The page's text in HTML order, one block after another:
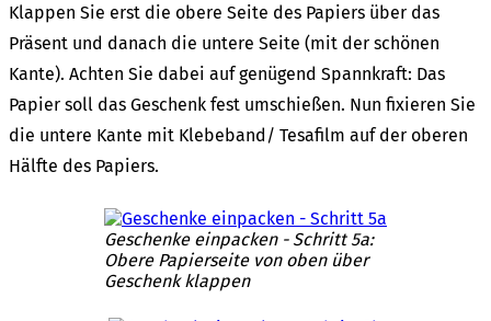
Klap­pen Sie erst die obere Seite des Papiers über das
Präsent und danach die unte­re Seite (mit der schö­nen
Kante). Achten Sie dabei auf genü­gend Spann­kraft: Das
Papier soll das Geschenk fest umschie­ßen. Nun fixie­ren Sie
die unte­re Kante mit Klebeband/ Tesa­film auf der oberen
Hälf­te des Papiers.
Geschen­ke einpa­cken - Schritt 5a:
Obere Papier­sei­te von oben über
Geschenk klap­pen